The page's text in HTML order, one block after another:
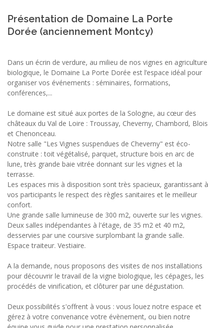
Présentation de Domaine La Porte
Dorée (anciennement Montcy)
Dans un écrin de verdure, au milieu de nos vignes en agriculture
biologique, le Domaine La Porte Dorée est l’espace idéal pour
organiser vos événements : séminaires, formations,
conférences,...
Le domaine est situé aux portes de la Sologne, au cœur des
châteaux du Val de Loire : Troussay, Cheverny, Chambord, Blois
et Chenonceau.
Notre salle "Les Vignes suspendues de Cheverny" est éco-
construite : toit végétalisé, parquet, structure bois en arc de
lune, très grande baie vitrée donnant sur les vignes et la
terrasse.
Les espaces mis à disposition sont très spacieux, garantissant à
vos participants le respect des règles sanitaires et le meilleur
confort.
Une grande salle lumineuse de 300 m2, ouverte sur les vignes.
Deux salles indépendantes à l'étage, de 35 m2 et 40 m2,
desservies par une coursive surplombant la grande salle.
Espace traiteur. Vestiaire.
A la demande, nous proposons des visites de nos installations
pour découvrir le travail de la vigne biologique, les cépages, les
procédés de vinification, et clôturer par une dégustation.
Deux possibilités s'offrent à vous : vous louez notre espace et
gérez à votre convenance votre évènement, ou bien notre